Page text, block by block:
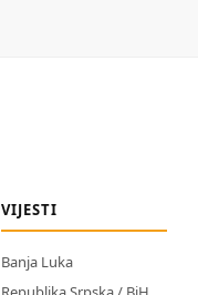
VIJESTI
Banja Luka